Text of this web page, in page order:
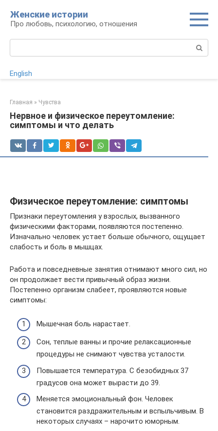
контенту
Женские истории
Про любовь, психологию, отношения
English
Главная » Чувства
Нервное и физическое переутомление:
симптомы и что делать
Физическое переутомление: симптомы
Признаки переутомления у взрослых, вызванного
физическими факторами, появляются постепенно.
Изначально человек устает больше обычного, ощущает
слабость и боль в мышцах.
Работа и повседневные занятия отнимают много сил, но
он продолжает вести привычный образ жизни.
Постепенно организм слабеет, проявляются новые
симптомы:
Мышечная боль нарастает.
Сон, теплые ванны и прочие релаксационные
процедуры не снимают чувства усталости.
Повышается температура. С безобидных 37
градусов она может вырасти до 39.
Меняется эмоциональный фон. Человек
становится раздражительным и вспыльчивым. В
некоторых случаях – нарочито юморным.